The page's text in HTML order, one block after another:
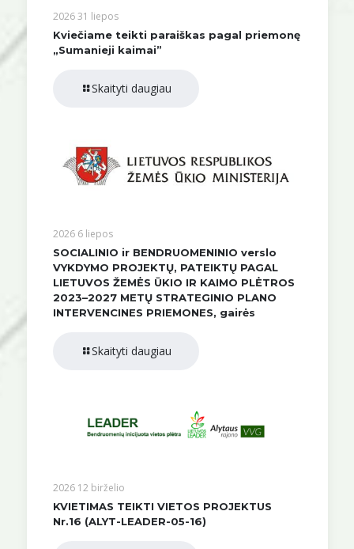
2026 31 liepos
Kviečiame teikti paraiškas pagal priemonę
„Sumanieji kaimai”
Skaityti daugiau
2026 6 liepos
SOCIALINIO ir BENDRUOMENINIO verslo
VYKDYMO PROJEKTŲ, PATEIKTŲ PAGAL
LIETUVOS ŽEMĖS ŪKIO IR KAIMO PLĖTROS
2023–2027 METŲ STRATEGINIO PLANO
INTERVENCINES PRIEMONES, gairės
Skaityti daugiau
2026 12 birželio
KVIETIMAS TEIKTI VIETOS PROJEKTUS
Nr.16 (ALYT-LEADER-05-16)